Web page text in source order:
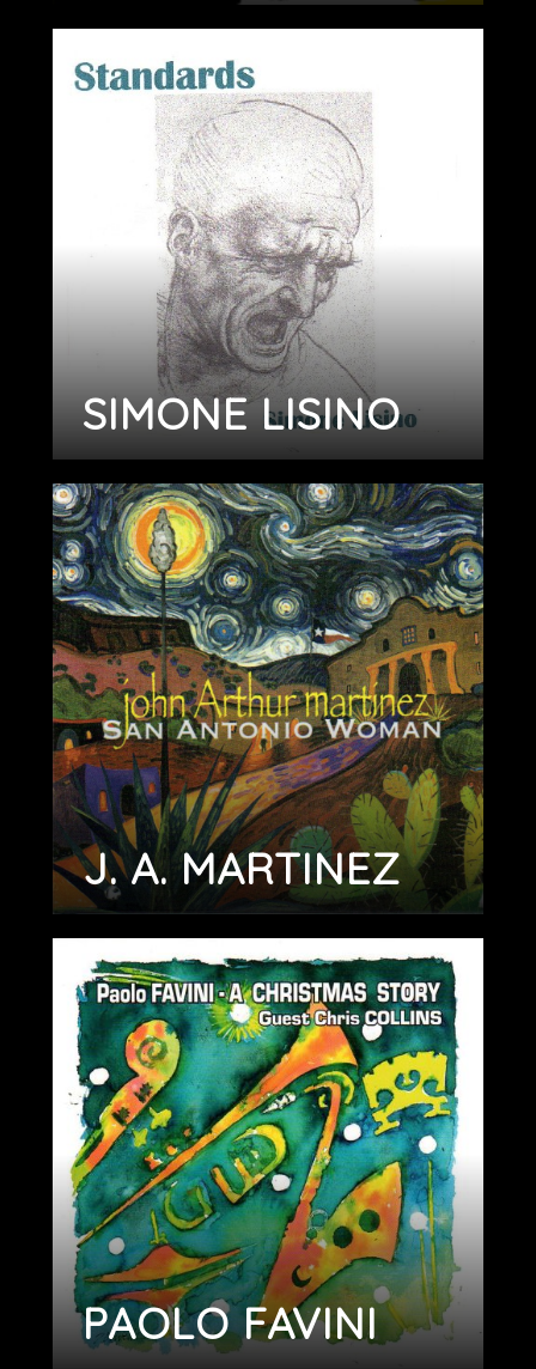
SIMONE LISINO
J. A. MARTINEZ
PAOLO FAVINI